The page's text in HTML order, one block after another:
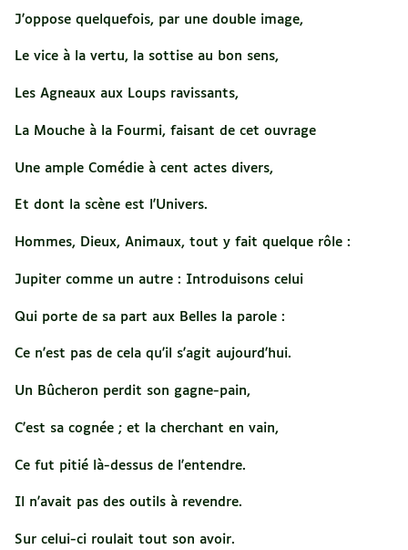
J'oppose quelquefois, par une double image,
Le vice à la vertu, la sottise au bon sens,
Les Agneaux aux Loups ravissants,
La Mouche à la Fourmi, faisant de cet ouvrage
Une ample Comédie à cent actes divers,
Et dont la scène est l'Univers.
Hommes, Dieux, Animaux, tout y fait quelque rôle :
Jupiter comme un autre : Introduisons celui
Qui porte de sa part aux Belles la parole :
Ce n'est pas de cela qu'il s'agit aujourd'hui.
Un Bûcheron perdit son gagne-pain,
C'est sa cognée ; et la cherchant en vain,
Ce fut pitié là-dessus de l'entendre.
Il n'avait pas des outils à revendre.
Sur celui-ci roulait tout son avoir.